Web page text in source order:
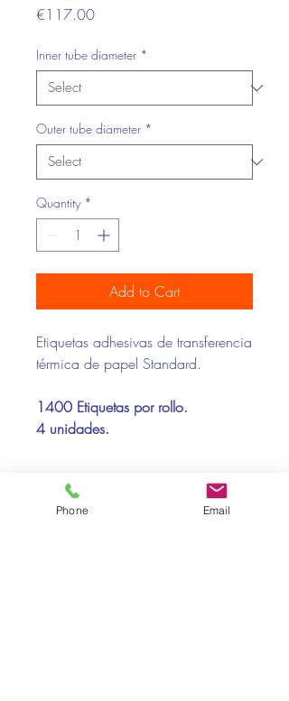
€117.00Price
Inner tube diameter *
Outer tube diameter *
Quantity *
Add to Cart
Etiquetas adhesivas de transferencia
térmica de papel Standard.
1400 Etiquetas por rollo.
4 unidades.
Compatibilidad Impresoras:
Toshiba, Zebra
Phone Email